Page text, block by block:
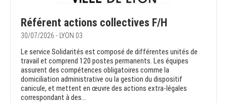
Référent actions collectives F/H
30/07/2026 - LYON 03
Le service Solidarités est composé de différentes unités de
travail et comprend 120 postes permanents. Les équipes
assurent des compétences obligatoires comme la
domiciliation administrative ou la gestion du dispositif
canicule, et mettent en œuvre des actions extra-légales
correspondant à des...